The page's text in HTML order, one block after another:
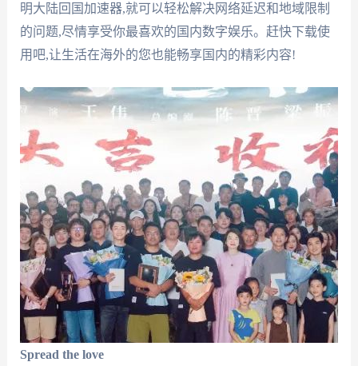
明大陆回国加速器,就可以轻松解决网络延迟和地域限制
的问题,尽情享受你最喜欢的国内数字娱乐。赶快下载使
用吧,让生活在海外的您也能畅享国内的精彩内容!
Spread the love